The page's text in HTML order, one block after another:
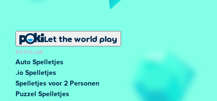
Let the world play
POPULAIR
Auto Spelletjes
.io Spelletjes
Spelletjes voor 2 Personen
Puzzel Spelletjes